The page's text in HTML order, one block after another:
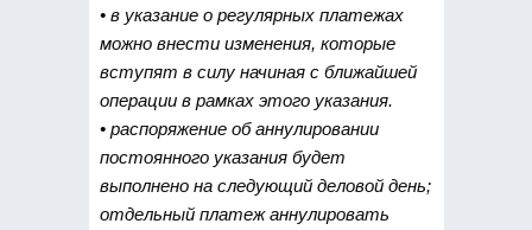
• в указание о регулярных платежах
можно внести изменения, которые
вступят в силу начиная с ближайшей
операции в рамках этого указания.
• распоряжение об аннулировании
постоянного указания будет
выполнено на следующий деловой день;
отдельный платеж аннулировать